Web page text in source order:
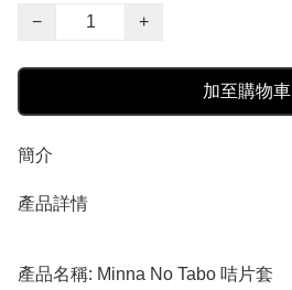
−
+
加至購物車
簡介
產品詳情
產品名稱: Minna No Tabo 咭片套